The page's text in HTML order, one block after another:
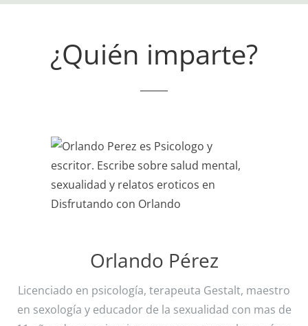
¿Quién imparte?
Orlando Pérez
Licenciado en psicología, terapeuta Gestalt, maestro
en sexología y educador de la sexualidad con mas de